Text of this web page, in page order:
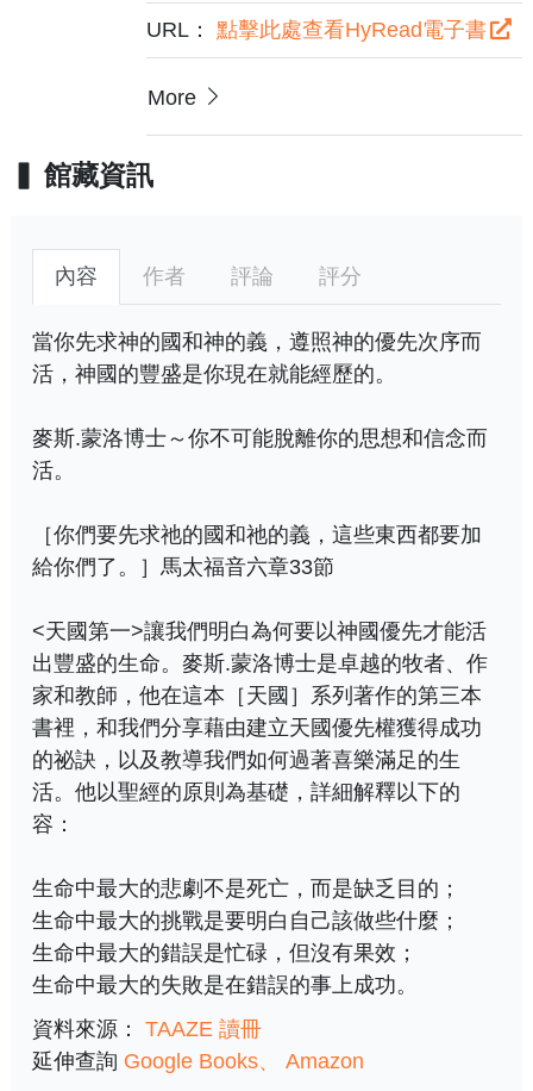
URL：點擊此處查看HyRead電子書
More
館藏資訊
內容 作者 評論 評分
當你先求神的國和神的義，遵照神的優先次序而
活，神國的豐盛是你現在就能經歷的。
麥斯.蒙洛博士～你不可能脫離你的思想和信念而
活。
［你們要先求祂的國和祂的義，這些東西都要加
給你們了。］馬太福音六章33節
<天國第一>讓我們明白為何要以神國優先才能活
出豐盛的生命。麥斯.蒙洛博士是卓越的牧者、作
家和教師，他在這本［天國］系列著作的第三本
書裡，和我們分享藉由建立天國優先權獲得成功
的祕訣，以及教導我們如何過著喜樂滿足的生
活。他以聖經的原則為基礎，詳細解釋以下的
容：
生命中最大的悲劇不是死亡，而是缺乏目的；
生命中最大的挑戰是要明白自己該做些什麼；
生命中最大的錯誤是忙碌，但沒有果效；
生命中最大的失敗是在錯誤的事上成功。
資料來源： TAAZE 讀冊
延伸查詢 Google Books Amazon